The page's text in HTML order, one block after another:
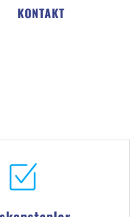
KONTAKT